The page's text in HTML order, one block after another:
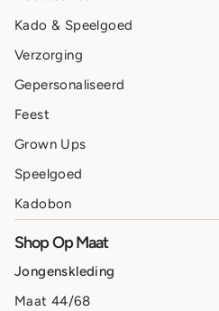
Kado & Speelgoed
Verzorging
Gepersonaliseerd
Feest
Grown Ups
Speelgoed
Kadobon
Shop Op Maat
Jongenskleding
Maat 44/68